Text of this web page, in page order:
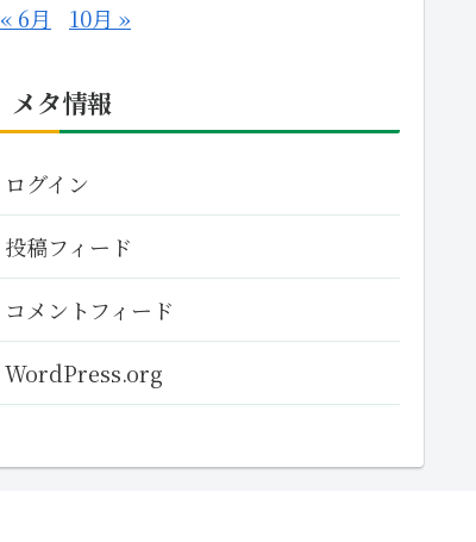
« 6月
10月 »
メタ情報
ログイン
投稿フィード
コメントフィード
WordPress.org